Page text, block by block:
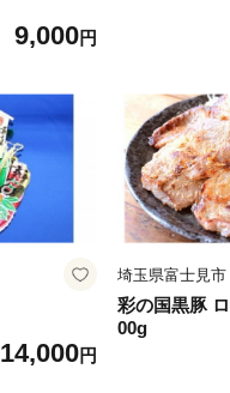
9,000円
14,000円
埼玉県富士見市
彩の国黒豚
00g